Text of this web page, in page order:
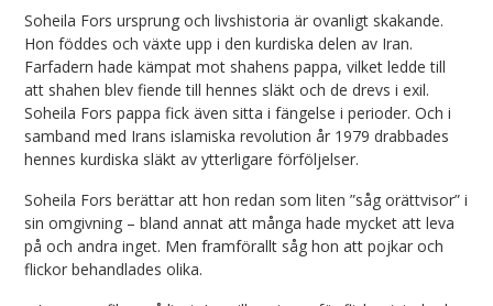
Soheila Fors ursprung och livshistoria är ovanligt skakande.
Hon föddes och växte upp i den kurdiska delen av Iran.
Farfadern hade kämpat mot shahens pappa, vilket ledde till
att shahen blev fiende till hennes släkt och de drevs i exil.
Soheila Fors pappa fick även sitta i fängelse i perioder. Och i
samband med Irans islamiska revolution år 1979 drabbades
hennes kurdiska släkt av ytterligare förföljelser.
Soheila Fors berättar att hon redan som liten ”såg orättvisor” i
sin omgivning – bland annat att många hade mycket att leva
på och andra inget. Men framförallt såg hon att pojkar och
flickor behandlades olika.